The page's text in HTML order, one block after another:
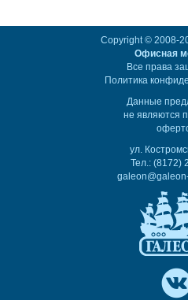
Copyright © 2008-
Офисная
Все права
Политика
Данные
не являются
ул.
Тел.: (8172)